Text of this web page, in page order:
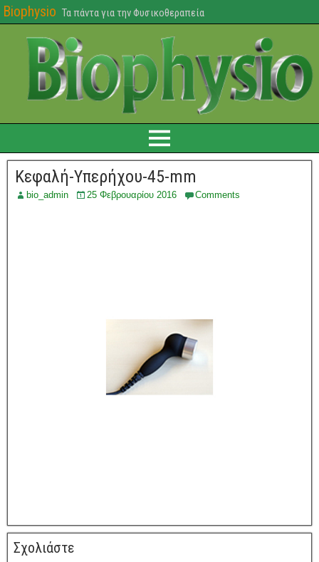
Biophysio Τα πάντα για την Φυσικοθεραπεία
Κεφαλή-Υπερήχου-45-mm
bio_admin 25 Φεβρουαρίου 2016 Comments
Σχολιάστε